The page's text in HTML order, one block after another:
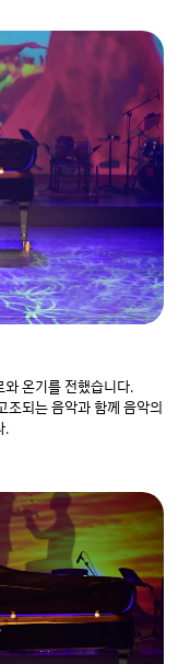
와 온기를 전했습니다.
조되는 음악과 함께 음악의
.